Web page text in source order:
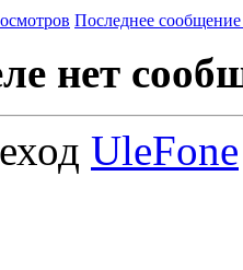
Последнее сообщение
нет
UleFone